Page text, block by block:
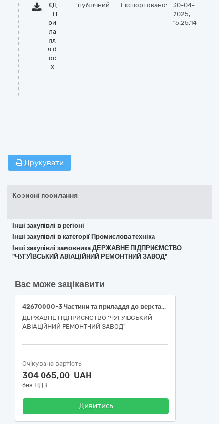
КД
_П
ри
ла
дд
я.d
oc
x
публічний Експортовано:
30-04-
2025,
15:25:14
Друкувати
Корисні посилання
Інші закупівлі в регіоні
Інші закупівлі в категорії Промислова техніка
Інші закупівлі замовника ДЕРЖАВНЕ ПІДПРИЄМСТВО
"ЧУГУЇВСЬКИЙ АВІАЦІЙНИЙ РЕМОНТНИЙ ЗАВОД"
Вас може зацікавити
42670000-3 Частини та приладдя до верстатів (Ріжуче приладдя та комплектуючі до верстатів)
ДЕРЖАВНЕ ПІДПРИЄМСТВО "ЧУГУЇВСЬКИЙ
АВІАЦІЙНИЙ РЕМОНТНИЙ ЗАВОД"
Очікувана вартість
304 065,00 UAH
без ПДВ
Дивитись